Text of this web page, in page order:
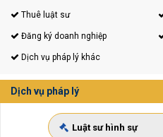
Thuê luật sư
Đăng ký doanh nghiệp
Dịch vụ pháp lý khác
Dịch vụ pháp lý
Luật sư hình sự